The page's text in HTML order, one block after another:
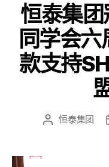
恒泰集
同学会
款支持
恒泰集团